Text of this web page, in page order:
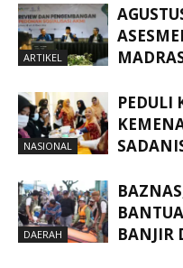
ARTIKEL
NASIONAL
PEDULI
DAERAH
BANJIR